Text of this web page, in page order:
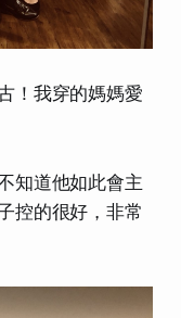
！我穿的媽媽愛
知道他如此會主
控的很好，非常